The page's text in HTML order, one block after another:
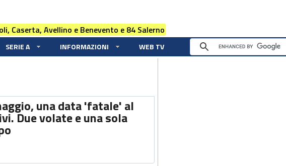
Caserta, Avellino e Benevento e 84 Salerno
SERIE A INFORMAZIONI WEB TV
una data 'fatale' al
Due volate e una sola